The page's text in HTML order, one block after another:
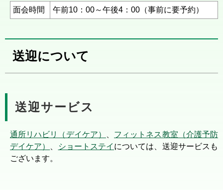
面会時間 午前10：00～午後4：00（事前に要予約）
送迎について
送迎サービス
通所リハビリ（デイケア）
フィットネス教室（介護予防
デイケア）
ショートステイ については、送迎サービスも
ございます。